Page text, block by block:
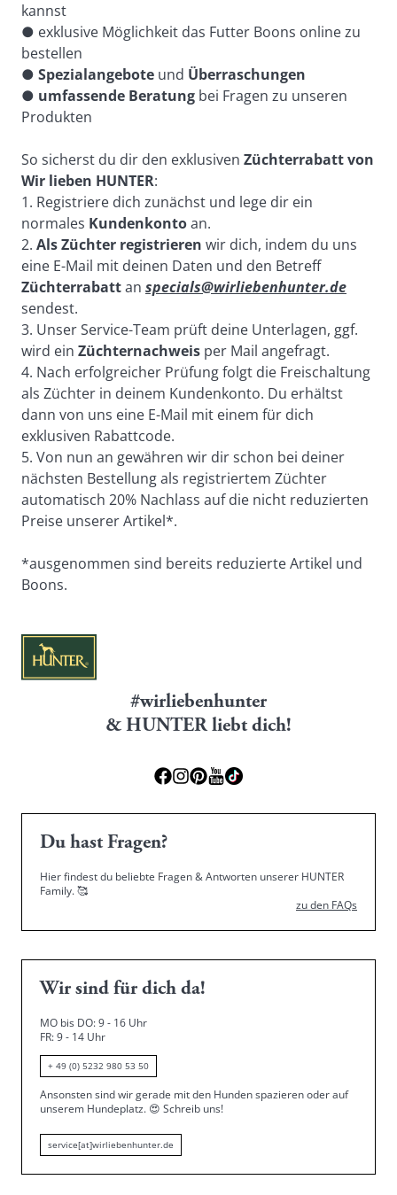
kannst
● exklusive Möglichkeit das Futter Boons online zu
bestellen
● Spezialangebote und Überraschungen
● umfassende Beratung bei Fragen zu unseren
Produkten
So sicherst du dir den exklusiven Züchterrabatt von
Wir lieben HUNTER:
1. Registriere dich zunächst und lege dir ein
normales Kundenkonto an.
2. Als Züchter registrieren wir dich, indem du uns
eine E-Mail mit deinen Daten und den Betreff
Züchterrabatt an specials@wirliebenhunter.de
sendest.
3. Unser Service-Team prüft deine Unterlagen, ggf.
wird ein Züchternachweis per Mail angefragt.
4. Nach erfolgreicher Prüfung folgt die Freischaltung
als Züchter in deinem Kundenkonto. Du erhältst
dann von uns eine E-Mail mit einem für dich
exklusiven Rabattcode.
5. Von nun an gewähren wir dir schon bei deiner
nächsten Bestellung als registriertem Züchter
automatisch 20% Nachlass auf die nicht reduzierten
Preise unserer Artikel*.
*ausgenommen sind bereits reduzierte Artikel und
Boons.
#wirliebenhunter
& HUNTER liebt dich!
Du hast Fragen?
Hier findest du beliebte Fragen & Antworten unserer HUNTER
Family.🥰
zu den FAQs
Wir sind für dich da!
MO bis DO: 9 - 16 Uhr
FR: 9 - 14 Uhr
+ 49 (0) 5232 980 53 50
Ansonsten sind wir gerade mit den Hunden spazieren oder auf
unserem Hundeplatz. 😍 Schreib uns!
service[at]wirliebenhunter.de